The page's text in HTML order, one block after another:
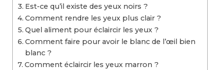
Est-ce qu’il existe des yeux noirs ?
Comment rendre les yeux plus clair ?
Quel aliment pour éclaircir les yeux ?
Comment faire pour avoir le blanc de l’œil bien
blanc ?
Comment éclaircir les yeux marron ?